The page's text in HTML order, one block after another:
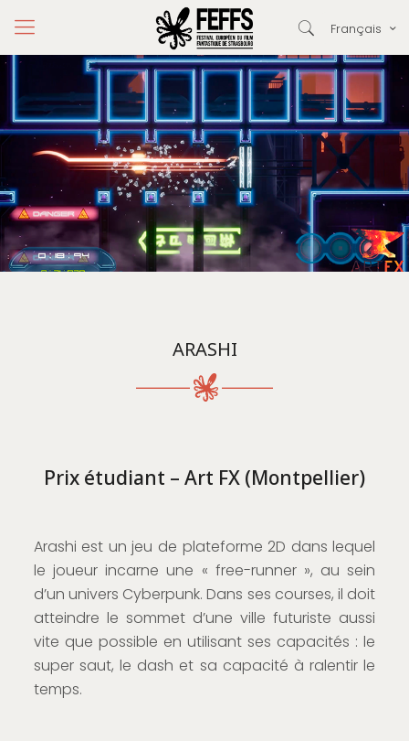
Français
ARASHI
Prix étudiant – Art FX (Montpellier)
Arashi est un jeu de plateforme 2D dans lequel
le joueur incarne une « free-runner », au sein
d’un univers Cyberpunk. Dans ses courses, il doit
atteindre le sommet d’une ville futuriste aussi
vite que possible en utilisant ses capacités : le
super saut, le dash et sa capacité à ralentir le
temps.